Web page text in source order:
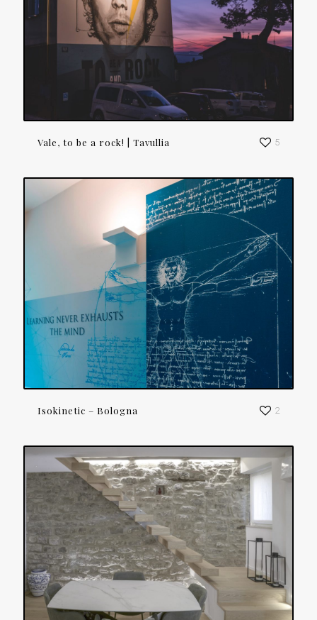
Vale, to be a rock! | Tavullia 5
Isokinetic – Bologna 2